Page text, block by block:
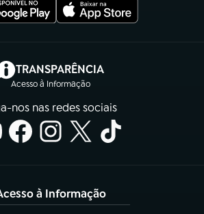
TRANSPARÊNCIA
Acesso à Informação
(abre em nova aba)
nos nas redes sociais
à Informação